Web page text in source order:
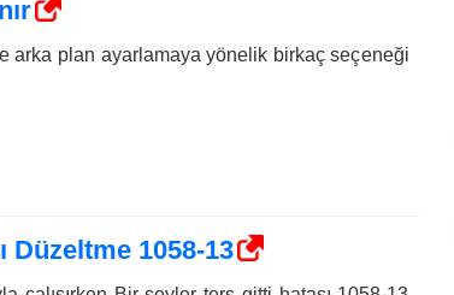
arka plan ayarlamaya yönelik birkaç seçeneği
Düzeltme 1058-13